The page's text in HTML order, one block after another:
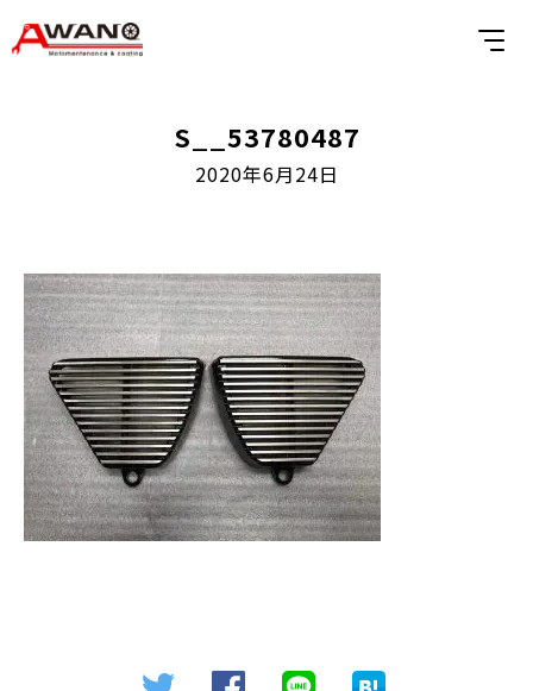
S__53780487
2020年6月24日